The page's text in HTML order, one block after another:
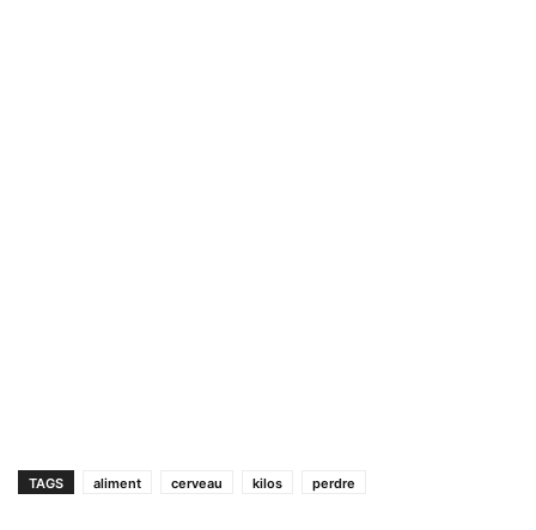
TAGS aliment cerveau kilos perdre